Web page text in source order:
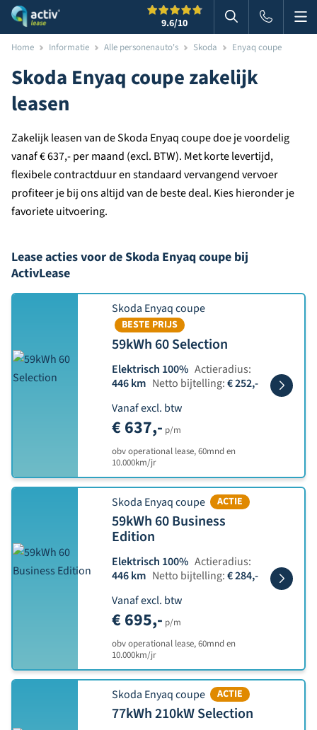
9.6/10 Zoeken in
Home Informatie Alle personenauto's Skoda Enyaq coupe
Skoda Enyaq coupe zakelijk
leasen
Zakelijk leasen van de Skoda Enyaq coupe doe je voordelig
vanaf € 637,- per maand (excl. BTW). Met korte levertijd,
flexibele contractduur en standaard vervangend vervoer
profiteer je bij ons altijd van de beste deal. Kies hieronder je
favoriete uitvoering.
Lease acties voor de Skoda Enyaq coupe bij
ActivLease
Skoda Enyaq coupe
BESTE PRIJS
59kWh 60 Selection
Elektrisch 100% Actieradius:
446 km Netto bijtelling:€ 252,-
Vanaf excl. btw
€ 637,- p/m
obv operational lease, 60mnd en
10.000km/jr
Skoda Enyaq coupe ACTIE
59kWh 60 Business
Edition
Elektrisch 100% Actieradius:
446 km Netto bijtelling:€ 284,-
Vanaf excl. btw
€ 695,- p/m
obv operational lease, 60mnd en
10.000km/jr
Skoda Enyaq coupe ACTIE
77kWh 210kW Selection